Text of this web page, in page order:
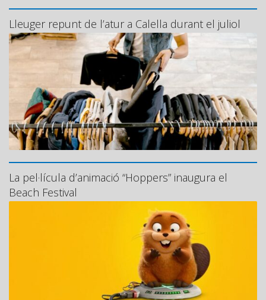
Lleuger repunt de l’atur a Calella durant el juliol
La pel·lícula d’animació “Hoppers” inaugura el
Beach Festival